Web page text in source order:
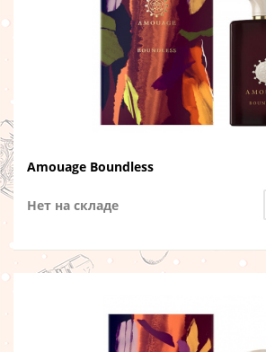
Amouage Boundless
Нет на складе